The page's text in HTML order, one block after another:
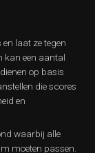
laat ze tegen
kan een aantal
op basis
die scores
en
waarbij alle
moeten passen.